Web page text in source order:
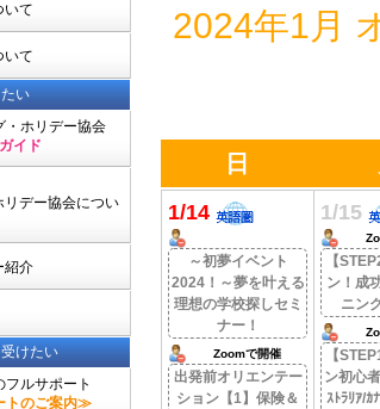
いて
いて
い
・ホリデー協会
イド
リデー協会につい
紹介
けたい
フルサポート
トのご案内≫
2024年1月
日
1/14
～初夢イベント
2024！～夢を叶える
理想の学校探しセミ
ナー！
Zoomで開催
出発前オリエンテー
ション【1】保険＆
1/15
【
ン！成
ニン
【
ン初心
ｽﾄﾗﾘｱ/ｶ